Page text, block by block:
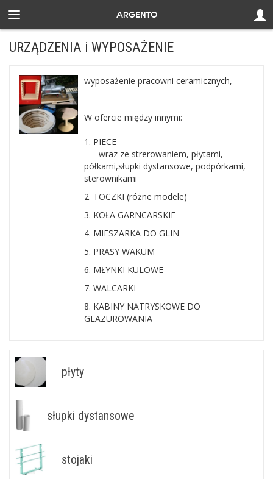
URZĄDZENIA i WYPOSAŻENIE
wyposażenie pracowni ceramicznych,
W ofercie między innymi:
1. PIECE
wraz ze strerowaniem, płytami,
półkami,słupki dystansowe, podpórkami,
sterownikami
2. TOCZKI (różne modele)
3. KOŁA GARNCARSKIE
4. MIESZARKA DO GLIN
5. PRASY WAKUM
6. MŁYNKI KULOWE
7. WALCARKI
8. KABINY NATRYSKOWE DO
GLAZUROWANIA
płyty
słupki dystansowe
stojaki